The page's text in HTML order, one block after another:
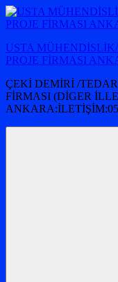
İçeriğe
atla
USTA
PROJE FİRMASI
ÇEKİ DEMİRİ /
FİRMASI (DİGER